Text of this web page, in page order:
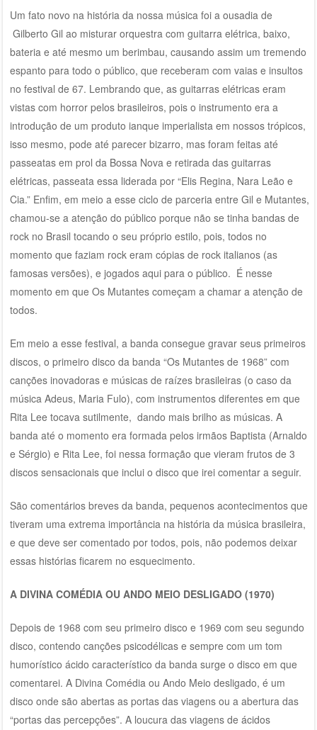
Um fato novo na história da nossa música foi a ousadia de
Gilberto Gil ao misturar orquestra com guitarra elétrica, baixo,
bateria e até mesmo um berimbau, causando assim um tremendo
espanto para todo o público, que receberam com vaias e insultos
no festival de 67. Lembrando que, as guitarras elétricas eram
vistas com horror pelos brasileiros, pois o instrumento era a
introdução de um produto ianque imperialista em nossos trópicos,
isso mesmo, pode até parecer bizarro, mas foram feitas até
passeatas em prol da Bossa Nova e retirada das guitarras
elétricas, passeata essa liderada por “Elis Regina, Nara Leão e
Cia.” Enfim, em meio a esse ciclo de parceria entre Gil e Mutantes,
chamou-se a atenção do público porque não se tinha bandas de
rock no Brasil tocando o seu próprio estilo, pois, todos no
momento que faziam rock eram cópias de rock italianos (as
famosas versões), e jogados aqui para o público. É nesse
momento em que Os Mutantes começam a chamar a atenção de
todos.
Em meio a esse festival, a banda consegue gravar seus primeiros
discos, o primeiro disco da banda “Os Mutantes de 1968” com
canções inovadoras e músicas de raízes brasileiras (o caso da
música Adeus, Maria Fulo), com instrumentos diferentes em que
Rita Lee tocava sutilmente, dando mais brilho as músicas. A
banda até o momento era formada pelos irmãos Baptista (Arnaldo
e Sérgio) e Rita Lee, foi nessa formação que vieram frutos de 3
discos sensacionais que inclui o disco que irei comentar a seguir.
São comentários breves da banda, pequenos acontecimentos que
tiveram uma extrema importância na história da música brasileira,
e que deve ser comentado por todos, pois, não podemos deixar
essas histórias ficarem no esquecimento.
A DIVINA COMÉDIA OU ANDO MEIO DESLIGADO (1970)
Depois de 1968 com seu primeiro disco e 1969 com seu segundo
disco, contendo canções psicodélicas e sempre com um tom
humorístico ácido característico da banda surge o disco em que
comentarei. A Divina Comédia ou Ando Meio desligado, é um
disco onde são abertas as portas das viagens ou a abertura das
“portas das percepções”. A loucura das viagens de ácidos